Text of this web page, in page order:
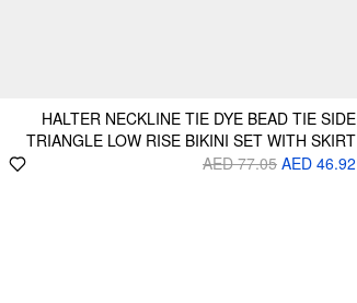
HALTER NECKLINE TIE DYE BEAD TIE SIDE
TRIANGLE LOW RISE BIKINI SET WITH SKIRT
AED 46.92
AED 77.05